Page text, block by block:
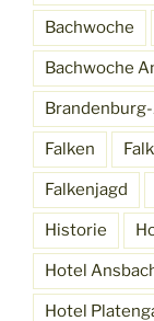
Bachwoche
Bachwoche
Falken
Falkenjagd
Historie
Hotel
Hotel